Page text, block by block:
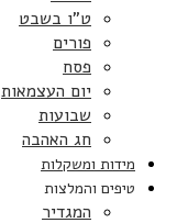
ט”ו בשבט
פורים
פסח
יום העצמאות
שבועות
חג האהבה
מידות ומשקלות
טיפים והמלצות
המגדיר